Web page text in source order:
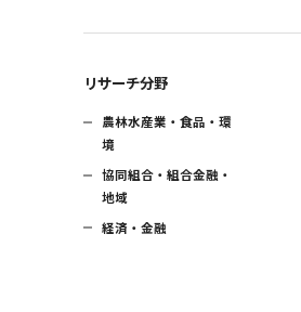
リサーチ分野
農林水産業・食品・環
境
協同組合・組合金融・
地域
経済・金融